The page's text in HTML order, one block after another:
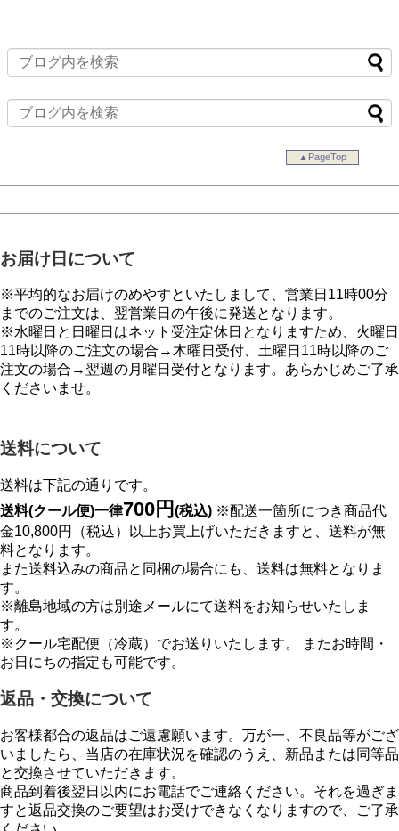
▲PageTop
お届け日について
※平均的なお届けのめやすといたしまして、営業日11時00分
までのご注文は、翌営業日の午後に発送となります。
※水曜日と日曜日はネット受注定休日となりますため、火曜日
11時以降のご注文の場合→木曜日受付、土曜日11時以降のご
注文の場合→翌週の月曜日受付となります。あらかじめご了承
くださいませ。
送料について
送料は下記の通りです。
送料(クール便)一律700円 (税込) ※配送一箇所につき商品代
金10,800円（税込）以上お買上げいただきますと、送料が無
料となります。
また送料込みの商品と同梱の場合にも、送料は無料となりま
す。
※離島地域の方は別途メールにて送料をお知らせいたしま
す。
※クール宅配便（冷蔵）でお送りいたします。 またお時間・
お日にちの指定も可能です。
返品・交換について
お客様都合の返品はご遠慮願います。万が一、不良品等がござ
いましたら、当店の在庫状況を確認のうえ、新品または同等品
と交換させていただきます。
商品到着後翌日以内にお電話でご連絡ください。それを過ぎま
すと返品交換のご要望はお受けできなくなりますので、ご了承